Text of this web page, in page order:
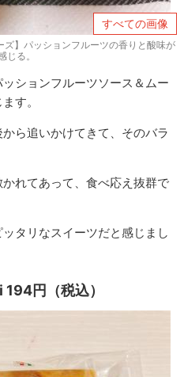
すべての画像
ズ】パッションフルーツの香りと酸味が
じる。
ションフルーツソース＆ムー
す。
ら追いかけてきて、そのバラ
れてあって、食べ応え抜群で
タリなスイーツだと感じまし
円（税込）